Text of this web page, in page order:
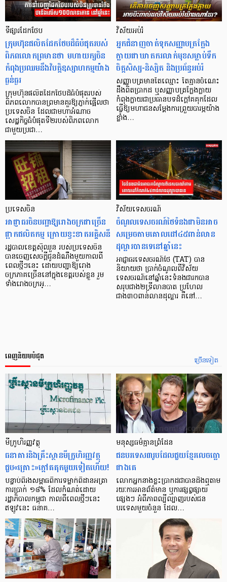
ទីផ្សារដែកថែប
ក្រុមហ៊ុនផលិតដែកថែបដ៏ធំបំផុតរបស់
ពិភពលោកព្រមានថា មហាយក្សចិន
កំពុងប្រឈមនឹងវិបត្តិឧស្សាហកម្មយ៉ាង
ធ្ងន់ធ្ងរ
ក្រុមហ៊ុនផលិតដែកថែបដ៏ធំបំផុតរបស់
ពិភពលោកបានព្រមានគួរឱ្យភ្ញាក់ផ្អើលថា
ប្រទេសចិន ដែលជាមហាអំណាច
សេដ្ឋកិច្ចធំបំផុតទី២របស់ពិភពលោក
ជាមួយប្រជា…
វិស័យអប់រំ
អ្នកជំនាញចាត់ទុកសញ្ញាបត្រក្លែង
ក្លាយជាឃាតករលាក់មុខសម្លាប់ទឹក
ចិត្តសិស្ស-និស្សិត និងប្រព័ន្ធអប់រំ
សញ្ញាបត្រមានតែឈ្មោះ តែគ្មានចំណេះ
ដឹងពិតប្រាកដ ឬសញ្ញាបត្រក្លែងក្លាយ
កំពុងក្លាយជាប្រធានបទដ៏ក្តៅគគុក​ដែល
ធ្វើឱ្យមហាជនសម្តែងការព្រួយបារម្ភយ៉ាង
ខ្លាំង…
ប្រទេសចិន
អាជ្ញាធរចិនបញ្ជាឱ្យរោងចក្រជាច្រើន
ផ្អាកផលិតកម្ម ក្រោយខ្វះខាតអគ្គិសនី
រដ្ឋបាលខេត្តស៊ីឈួន របស់ប្រទេសចិន
បានចេញសេចក្តីជូនដំណឹងមួយកាលពី
ពេលថ្មីៗនេះ ដោយបញ្ជាឱ្យរោង
ចក្រភាគច្រើននៅក្នុងខេត្តរបស់ខ្លួន រួម
ទាំងរោងចក្រអ្…
វិស័យទេសចរណ៍
ចំណូលទេសចរណ៍ថៃទំនងជាមិនអាច
សម្រេចតាមគោលដៅ៤៥ពាន់លាន
ដុល្លារបានទេនៅឆ្នាំនេះ
អាជ្ញាធរទេសចរណ៍ថៃ (TAT) បាន
និយាយថា ប្រាក់ចំណូលពីវិស័យ
ទេសចរណ៍នៅឆ្នាំនេះទំនងជារកបាន
សរុបជាង២ទ្រីលានបាត ប្រហែល
ជាង៣០ពាន់លានដុល្លារ គឺនៅ…
ច្រើនទៀត
ពេញនិយមបំផុត
មីក្រូ​ហិរញ្ញវត្ថុ
ធនាគារ​និង​គ្រឹះស្ថាន​មីក្រូ​ហិរញ្ញវត្ថុ​
ជួប«គ្រោះ»ក្តៅ​គគុក​មួយ​ទៀត​ហើយ!
បន្ទាប់​ពី​រង​សម្ពាធ​​ពី​ការ​ទម្លាក់​ពិដាន​អត្រា​
ការ​ប្រាក់ ១៨​% ដែល​កំណត់​ដោយ​
រដ្ឋាភិបាល​កម្ពុជា កាល​ពី​ពេល​ថ្មីៗ​នេះ
ឥឡូវ​នេះ ធនាគ…
មនុស្ស​ធម៌​គ្មាន​ព្រំដែន
ជន​បរទេស​៣​រូប​ដែល​ជួយ​ខ្មែរ​លេច​ធ្លោ​
ជាង​គេ
លោកអ្នក​នាង​ខ្លះ​ប្រាកដ​ជា​បាន​​ដឹង​ឮ​តាម​
រយៈ​ការ​អាន​ព័ត៌មាន ឬ​ការ​ផ្សព្វផ្សាយ​
ផ្សេងៗ អំពី​ភាព​ល្បីល្បាញ​របស់​ជន​
បរទេស​មួយ​ចំនួន ដែល…